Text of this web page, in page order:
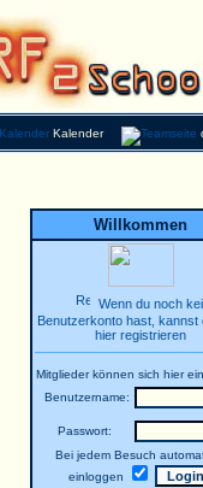
Kalender
Willkommen
Wenn du noch
Benutzerkonto hast, kannst
hier registrieren
Mitglieder können sich hier
Benutzername:
Passwort:
Bei jedem Besuch
einloggen